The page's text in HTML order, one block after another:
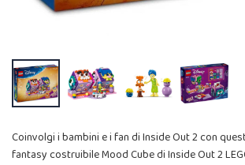
Coinvolgi i bambini e i fan di Inside Out 2 con
fantasy costruibile Mood Cube di Inside Out 2